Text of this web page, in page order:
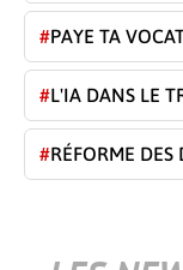
#PAYE TA
#L'IA DANS LE
#RÉFORME DES